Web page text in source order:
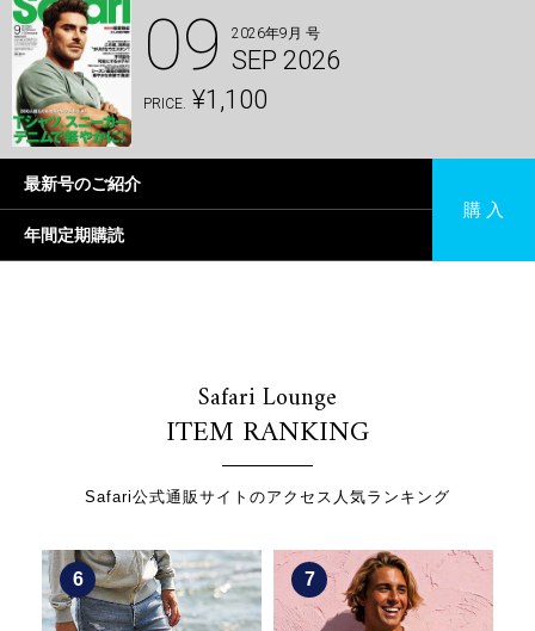
09 2026年9月 号
SEP 2026
PRICE. ¥1,100
最新号のご紹介
年間定期購読
購 入
Safari Lounge
ITEM RANKING
Safari公式通販サイトのアクセス人気ランキング
7 8